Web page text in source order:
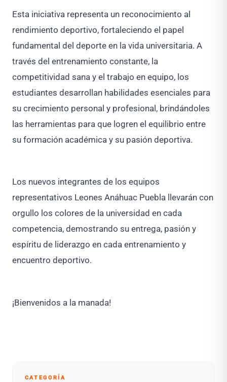
Esta iniciativa representa un reconocimiento al
rendimiento deportivo, fortaleciendo el papel
fundamental del deporte en la vida universitaria. A
través del entrenamiento constante, la
competitividad sana y el trabajo en equipo, los
estudiantes desarrollan habilidades esenciales para
su crecimiento personal y profesional, brindándoles
las herramientas para que logren el equilibrio entre
su formación académica y su pasión deportiva.
Los nuevos integrantes de los equipos
representativos Leones Anáhuac Puebla llevarán con
orgullo los colores de la universidad en cada
competencia, demostrando su entrega, pasión y
espíritu de liderazgo en cada entrenamiento y
encuentro deportivo.
¡Bienvenidos a la manada!
CATEGORÍA